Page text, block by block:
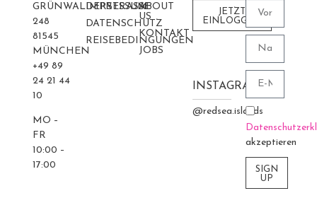
GRÜNWALDERSTRASSE 2
48
81545
MÜNCHEN
+49 89
24 21 44
10
MO –
FR
10:00 –
17:00
IMPRESSUM
DATENSCHUTZ
REISEBEDINGUNGEN
ABOUT
US
KONTAKT
JOBS
JETZT
EINLOGGEN
INSTAGRAM
@redsea.islands
akzeptieren
SIGN
UP